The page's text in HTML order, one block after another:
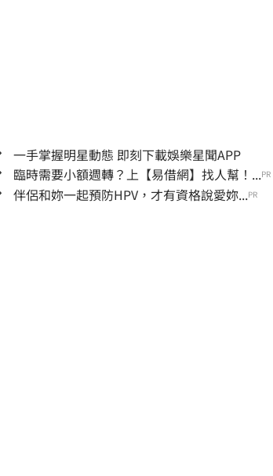
一手掌握明星動態 即刻下載娛樂星聞APP
臨時需要小額週轉？上【易借網】找人幫！...PR
伴侶和妳一起預防HPV，才有資格說愛妳...PR